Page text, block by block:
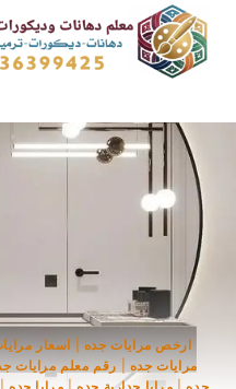
التجاوز
المحتوى
ارخص مرايات جده اسعار
مرايات جده
رقم معلم مرايات